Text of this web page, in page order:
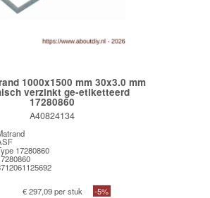
1000x1500 mm 30x3.0 mm
verzinkt ge-etiketteerd
17280860
A40824134
17280860
€ 297,09 per stuk -5%